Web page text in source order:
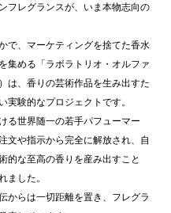
フレグランスが、いま本物志向の
で、マーケティングを捨てた香水
集める「ラボラトリオ・オルファ
は、香りの芸術作品を生み出すた
実験的なプロジェクトです。
る世界随一の若手パフューマー
文や指示から完全に解放され、自
的な至高の香りを産み出すこと
ました。
からは一切距離を置き、フレグラ